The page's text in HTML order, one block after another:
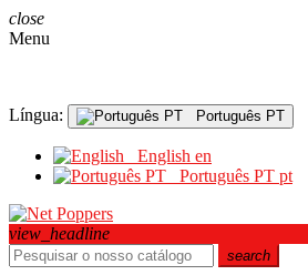
close
Menu
Língua: Português PT
English en
Português PT pt
view_headline
search